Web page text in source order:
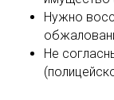
Нужно
Не